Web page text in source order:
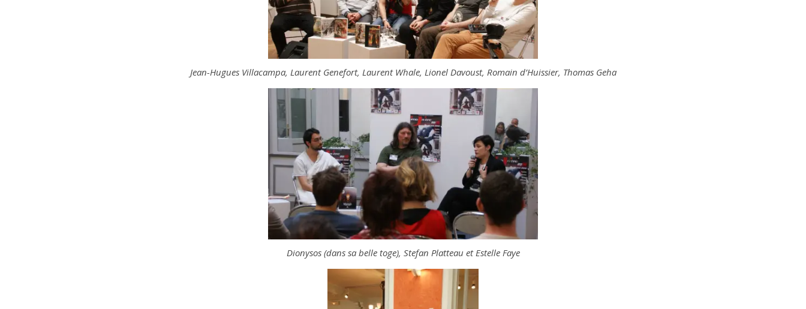
Jean-Hugues Villacampa, Laurent Genefort, Laurent Whale, Lionel Davoust, Romain d’Huissier, Thomas Geha
Dionysos (dans sa belle toge), Stefan Platteau et Estelle Faye